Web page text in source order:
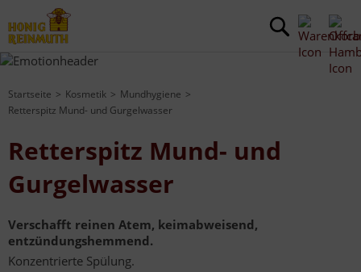
Startseite Kosmetik
Mundhygiene
Retterspitz Mund- und Gurgelwasser
Retterspitz Mund- und
Gurgelwasser
Verschafft reinen Atem, keimabweisend,
entzündungshemmend.
Konzentrierte Spülung.